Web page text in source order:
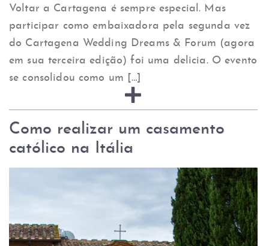
Voltar a Cartagena é sempre especial. Mas
participar como embaixadora pela segunda vez
do Cartagena Wedding Dreams & Forum (agora
em sua terceira edição) foi uma delicia. O evento
se consolidou como um […]
Como realizar um casamento
católico na Itália